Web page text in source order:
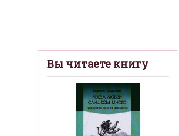
Вы читаете книгу